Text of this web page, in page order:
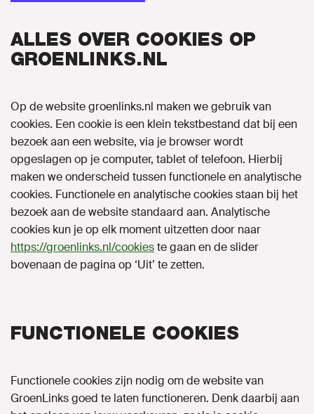
ALLES OVER COOKIES OP
GROENLINKS.NL
Op de website groenlinks.nl maken we gebruik van
cookies. Een cookie is een klein tekstbestand dat bij een
bezoek aan een website, via je browser wordt
opgeslagen op je computer, tablet of telefoon. Hierbij
maken we onderscheid tussen functionele en analytische
cookies. Functionele en analytische cookies staan bij het
bezoek aan de website standaard aan. Analytische
cookies kun je op elk moment uitzetten door naar
https://groenlinks.nl/cookieste gaan en de slider
bovenaan de pagina op ‘Uit’ te zetten.
FUNCTIONELE COOKIES
Functionele cookies zijn nodig om de website van
GroenLinks goed te laten functioneren. Denk daarbij aan